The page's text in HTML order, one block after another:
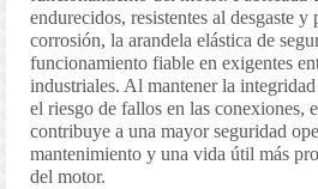
endurecidos, resistentes al desgaste y
corrosión, la arandela elástica de
funcionamiento fiable en exigentes
industriales. Al mantener la
el riesgo de fallos en las conexiones,
contribuye a una mayor seguridad
mantenimiento y una vida útil más
del motor.